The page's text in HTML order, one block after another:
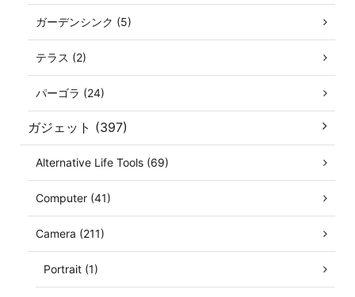
ガーデンシンク (5)
テラス (2)
パーゴラ (24)
ガジェット (397)
Alternative Life Tools (69)
Computer (41)
Camera (211)
Portrait (1)